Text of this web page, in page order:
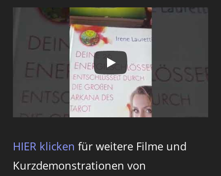
HIER klicken für weitere Filme und
Kurzdemonstrationen von